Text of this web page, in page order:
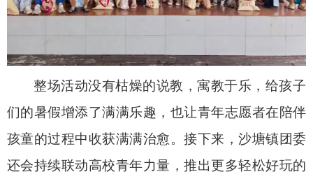
整场活动没有枯燥的说教，寓教于乐，给孩子
们的暑假增添了满满乐趣，也让青年志愿者在陪伴
孩童的过程中收获满满治愈。接下来，沙塘镇团委
还会持续联动高校青年力量，推出更多轻松好玩的